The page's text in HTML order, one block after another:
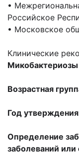
•
Российское
• Московское
Клинические
Возрастная
Год
Определение
заболеваний или